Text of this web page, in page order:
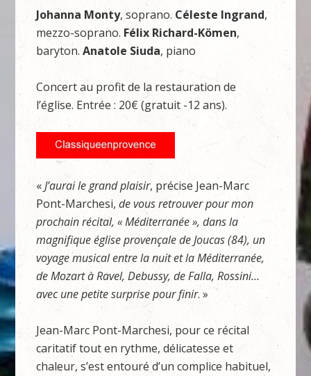
Johanna Monty, soprano. Céleste Ingrand,
mezzo-soprano. Félix Richard-Kömen,
baryton.Anatole Siuda, piano
Concert au profit de la restauration de
l’église. Entrée : 20€ (gratuit -12 ans).
«J’aurai le grand plaisir, précise Jean-Marc
Pont-Marchesi, de vous retrouver pour mon
prochain récital, « Méditerranée », dans la
magnifique église provençale de Joucas (84), un
voyage musical entre la nuit et la Méditerranée,
de Mozart à Ravel, Debussy, de Falla, Rossini…
avec une petite surprise pour finir. »
Jean-Marc Pont-Marchesi, pour ce récital
caritatif tout en rythme, délicatesse et
chaleur, s’est entouré d’un complice habituel,